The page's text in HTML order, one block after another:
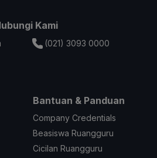
Kami
(021) 3093 0000
Bantuan & Panduan
Company Credentials
Beasiswa Ruangguru
Cicilan Ruangguru